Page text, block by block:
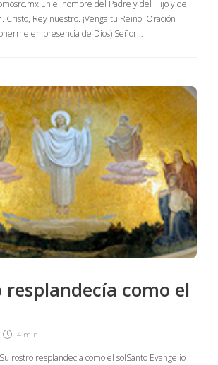
En el nombre del Padre y del Hijo y del
Cristo, Rey nuestro. ¡Venga tu Reino! Oración
en presencia de Dios) Señor…
resplandecía como el
4 min
rostro resplandecía como el solSanto Evangelio